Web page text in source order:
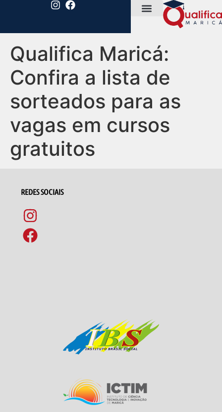
Qualifica Maricá:
Confira a lista de
sorteados para as
vagas em cursos
gratuitos
REDES SOCIAIS